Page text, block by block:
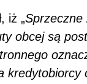
iż „Sprzeczne
obcej są